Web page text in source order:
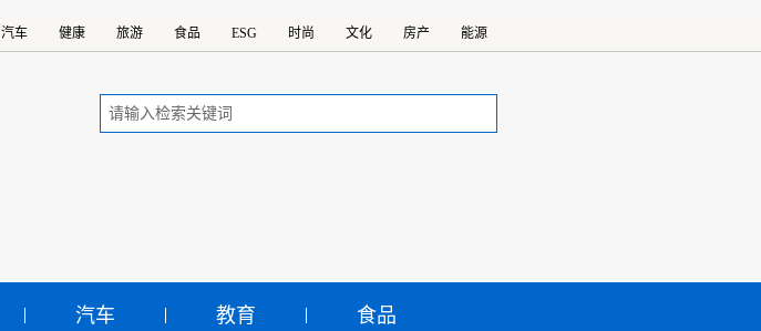
汽车 健康 旅游 食品 ESG 时尚 文化 房产 能源
汽车 教育 食品